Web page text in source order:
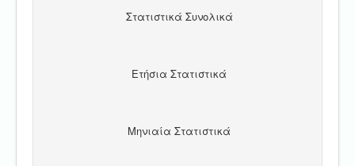
Στατιστικά Συνολικά
Ετήσια Στατιστικά
Μηνιαία Στατιστικά